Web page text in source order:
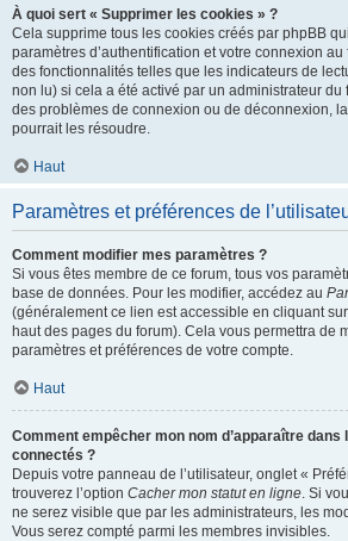
À quoi sert « Supprimer les cookies » ?
Cela supprime tous les cookies créés par phpBB
paramètres d’authentification et votre connexion
des fonctionnalités telles que les indicateurs de
non lu) si cela a été activé par un administrateur du
des problèmes de connexion ou de déconnexion,
pourrait les résoudre.
Haut
Paramètres et préférences de
Comment modifier mes paramètres ?
Si vous êtes membre de ce forum, tous vos
base de données. Pour les modifier, accédez au
(généralement ce lien est accessible en cliquant
haut des pages du forum). Cela vous permettra de
paramètres et préférences de votre compte.
Haut
Comment empêcher mon nom d’apparaître dans
connectés ?
Depuis votre panneau de l’utilisateur, onglet «
trouverez l’option Cacher mon statut en ligne. Si
ne serez visible que par les administrateurs, les
Vous serez compté parmi les membres invisibles.